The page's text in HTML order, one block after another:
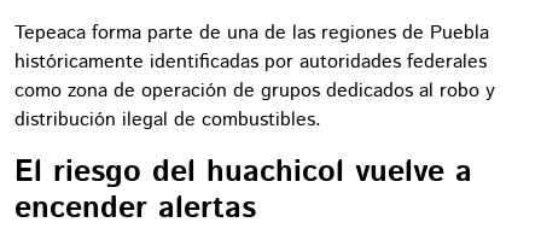
Tepeaca forma parte de una de las regiones de Puebla
históricamente identificadas por autoridades federales
como zona de operación de grupos dedicados al robo y
distribución ilegal de combustibles.
El riesgo del huachicol vuelve a
encender alertas